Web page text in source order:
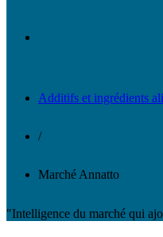
Additifs et ingrédients
/
Marché Annatto
"Intelligence du marché qui